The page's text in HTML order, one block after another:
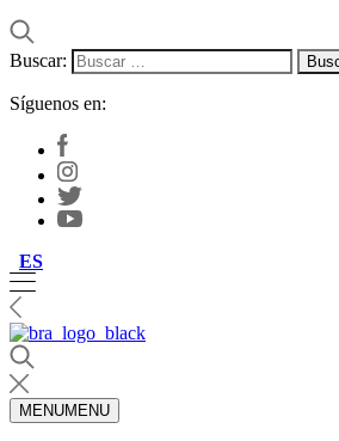
Buscar:
Síguenos en:
ES
MENUMENU